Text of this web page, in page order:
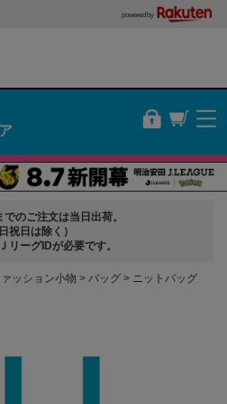
powered by
のご注文は当日出荷。
祝日は除く）
リーグIDが必要です。
ッション小物 バッグ ニットバッグ